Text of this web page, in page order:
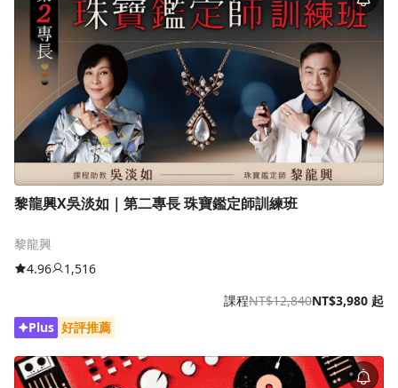
黎龍興X吳淡如｜第二專長 珠寶鑑定師訓練班
黎龍興
4.96
1,516
課程NT$12,840NT$3,980 起
Plus 好評推薦